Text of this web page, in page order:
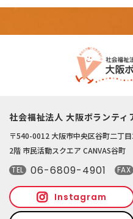
社会福祉法人 大阪ボランティ
〒540-0012 大阪市中央区谷町二丁
2階 市民活動スクエア CANVAS谷町
TEL 06-6809-4901 FAX
Instagram